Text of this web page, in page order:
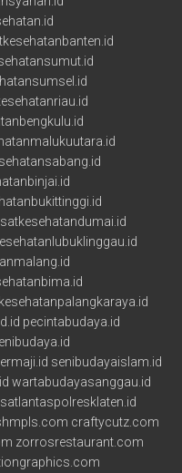
pecintabudaya.id
senibudayaislam.id
wartabudayasanggau.id
satlantaspolresklaten.id
craftycutz.com
zorrosrestaurant.com